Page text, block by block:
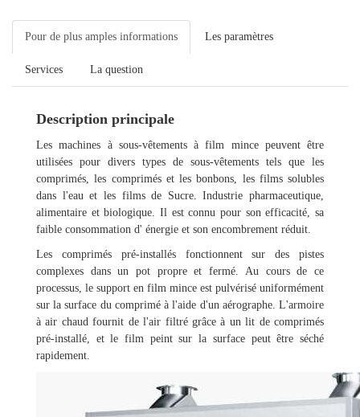
Pour de plus amples informations Les paramètres
Services La question
Description principale
Les machines à sous-vêtements à film mince peuvent être
utilisées pour divers types de sous-vêtements tels que les
comprimés, les comprimés et les bonbons, les films solubles
dans l'eau et les films de Sucre. Industrie pharmaceutique,
alimentaire et biologique. Il est connu pour son efficacité, sa
faible consommation d' énergie et son encombrement réduit.
Les comprimés pré-installés fonctionnent sur des pistes
complexes dans un pot propre et fermé. Au cours de ce
processus, le support en film mince est pulvérisé uniformément
sur la surface du comprimé à l'aide d'un aérographe. L'armoire
à air chaud fournit de l'air filtré grâce à un lit de comprimés
pré-installé, et le film peint sur la surface peut être séché
rapidement.